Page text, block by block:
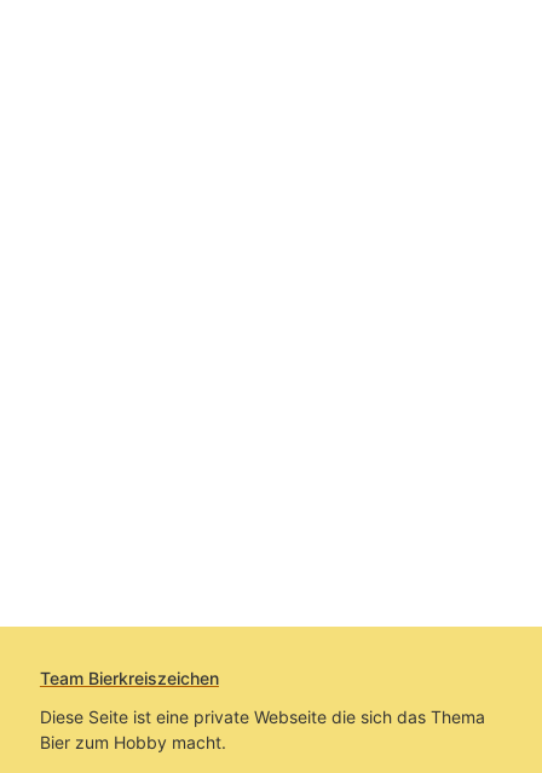
Team Bierkreiszeichen
Diese Seite ist eine private Webseite die sich das Thema
Bier zum Hobby macht.